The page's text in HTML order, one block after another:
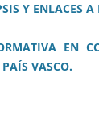
Y ENLACES
EN
VASCO.